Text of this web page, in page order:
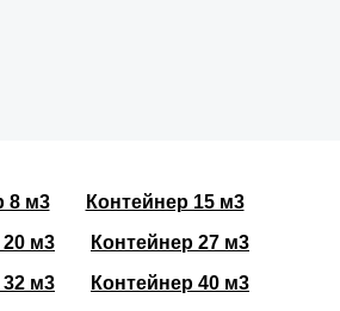
8 м3
Контейнер 15 м3
20 м3
Контейнер 27 м3
32 м3
Контейнер 40 м3